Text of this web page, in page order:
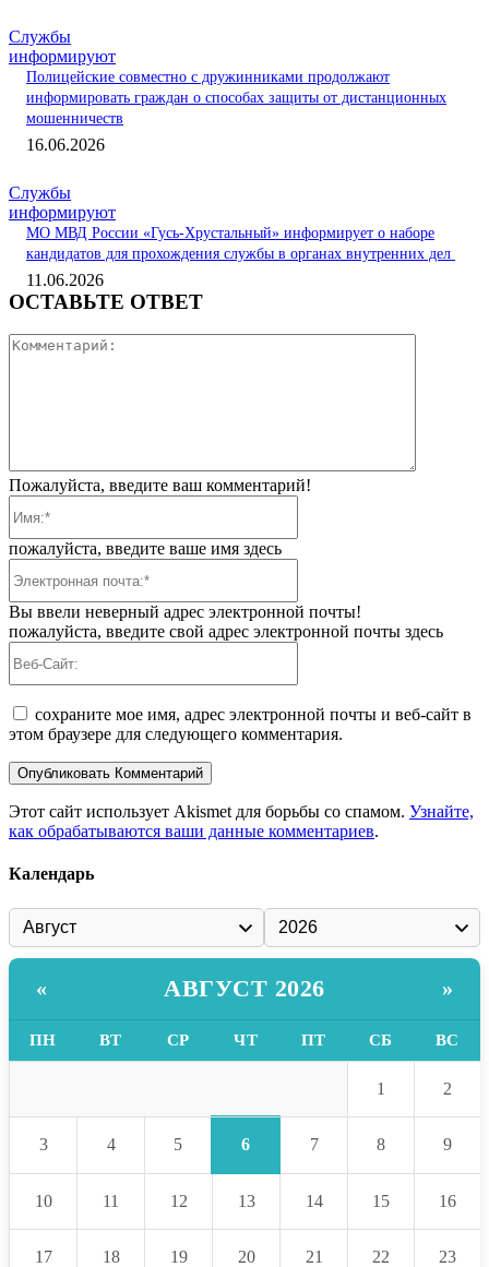
Службы
информируют
Полицейские совместно с дружинниками продолжают
информировать граждан о способах защиты от дистанционных
мошенничеств
16.06.2026
Службы
информируют
МО МВД России «Гусь-Хрустальный» информирует о наборе
кандидатов для прохождения службы в органах внутренних дел
11.06.2026
ОСТАВЬТЕ ОТВЕТ
Пожалуйста, введите ваш комментарий!
пожалуйста, введите ваше имя здесь
Вы ввели неверный адрес электронной почты!
пожалуйста, введите свой адрес электронной почты здесь
сохраните мое имя, адрес электронной почты и веб-сайт в
этом браузере для следующего комментария.
Этот сайт использует Akismet для борьбы со спамом. Узнайте,
как обрабатываются ваши данные комментариев.
Календарь
« АВГУСТ 2026 »
ПН ВТ СР ЧТ ПТ СБ ВС
1 2
3 4 5 6 7 8 9
10 11 12 13 14 15 16
17 18 19 20 21 22 23